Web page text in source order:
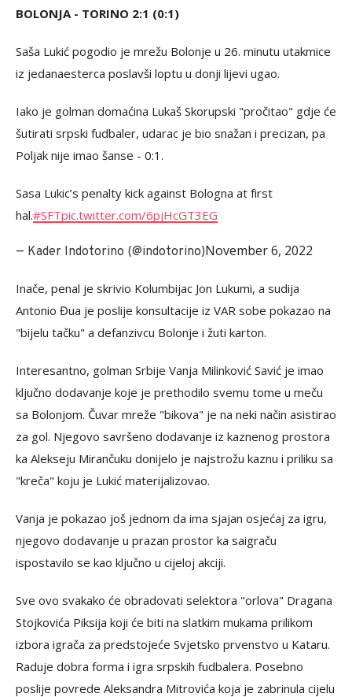
BOLONJA - TORINO 2:1 (0:1)
Saša Lukić pogodio je mrežu Bolonje u 26. minutu utakmice
iz jedanaesterca poslavši loptu u donji lijevi ugao.
Iako je golman domaćina Lukaš Skorupski "pročitao" gdje će
šutirati srpski fudbaler, udarac je bio snažan i precizan, pa
Poljak nije imao šanse - 0:1.
Sasa Lukic’s penalty kick against Bologna at first
hal.#SFTpic.twitter.com/6pjHcGT3EG
— Kader Indotorino (@indotorino)November 6, 2022
Inače, penal je skrivio Kolumbijac Jon Lukumi, a sudija
Antonio Đua je poslije konsultacije iz VAR sobe pokazao na
"bijelu tačku" a defanzivcu Bolonje i žuti karton.
Interesantno, golman Srbije Vanja Milinković Savić je imao
ključno dodavanje koje je prethodilo svemu tome u meču
sa Bolonjom. Čuvar mreže "bikova" je na neki način asistirao
za gol. Njegovo savršeno dodavanje iz kaznenog prostora
ka Alekseju Mirančuku donijelo je najstrožu kaznu i priliku sa
"kreča" koju je Lukić materijalizovao.
Vanja je pokazao još jednom da ima sjajan osjećaj za igru,
njegovo dodavanje u prazan prostor ka saigraču
ispostavilo se kao ključno u cijeloj akciji.
Sve ovo svakako će obradovati selektora "orlova" Dragana
Stojkovića Piksija koji će biti na slatkim mukama prilikom
izbora igrača za predstojeće Svjetsko prvenstvo u Kataru.
Raduje dobra forma i igra srpskih fudbalera. Posebno
poslije povrede Aleksandra Mitrovića koja je zabrinula cijelu